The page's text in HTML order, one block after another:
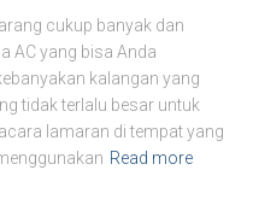
cukup banyak dan
AC yang bisa Anda
kalangan yang
tidak terlalu besar untuk
lamaran di tempat yang
Read more